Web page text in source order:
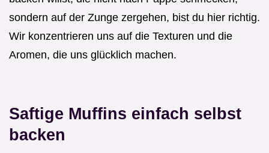
sondern auf der Zunge zergehen, bist du hier richtig.
Wir konzentrieren uns auf die Texturen und die
Aromen, die uns glücklich machen.
Saftige Muffins einfach selbst
backen